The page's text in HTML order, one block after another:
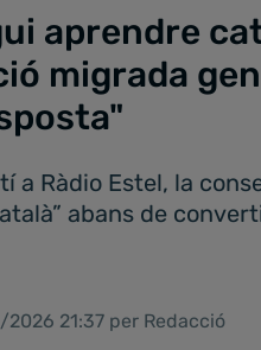
aprendre
migrada
a Ràdio Estel, la
abans de
21:37 per Redacció